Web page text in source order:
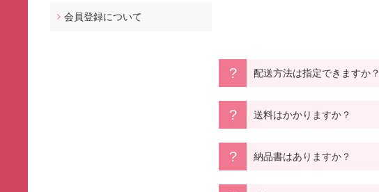
配送方法は指定できますか？
送料はかかりますか？
納品書はありますか？
会員登録について